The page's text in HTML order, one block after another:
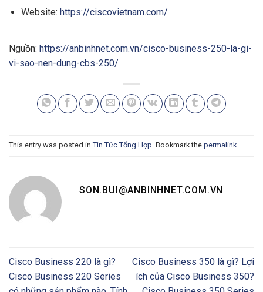
Website: https://ciscovietnam.com/
Nguồn: https://anbinhnet.com.vn/cisco-business-250-la-gi-
vi-sao-nen-dung-cbs-250/
This entry was posted in Tin Tức Tổng Hợp. Bookmark the permalink.
SON.BUI@ANBINHNET.COM.VN
Cisco Business 220 là gì?
Cisco Business 220 Series
Cisco Business 350 là gì? Lợi
ích của Cisco Business 350?